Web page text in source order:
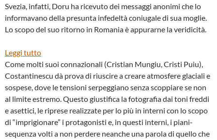
Svezia, infatti, Doru ha ricevuto dei messaggi anonimi che lo
informavano della presunta infedeltà coniugale di sua moglie.
Lo scopo del suo ritorno in Romania è appurarne la veridicità.
Leggi tutto:
“MAN
AND
DOG”
DI
STEFAN
COSTANTINESCU
Come molti suoi connazionali (Cristian Mungiu, Cristi Puiu),
Costantinescu dà prova di riuscire a creare atmosfere glaciali e
sospese, dove le tensioni serpeggiano senza scoppiare se non
al limite estremo. Questo giustifica la fotografia dai toni freddi
e asettici, le riprese realizzate per lo più in interni con lo scopo
di “imprigionare” i protagonisti e, in questi interni, i piani-
sequenza volti a non perdere neanche una parola di quello che